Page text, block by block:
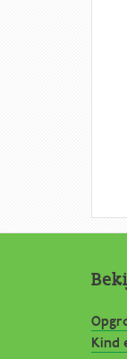
Kind